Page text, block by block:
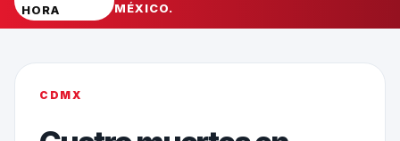
HORA
MÉXICO.
CDMX